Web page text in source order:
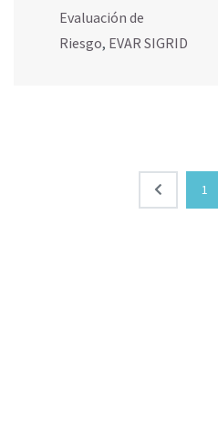
Evaluación de
Riesgo, EVAR SIGRID
1